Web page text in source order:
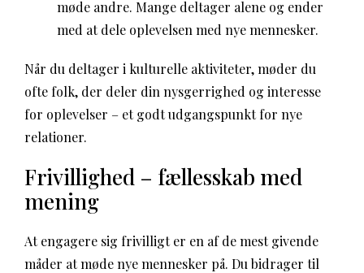
møde andre. Mange deltager alene og ender
med at dele oplevelsen med nye mennesker.
Når du deltager i kulturelle aktiviteter, møder du
ofte folk, der deler din nysgerrighed og interesse
for oplevelser – et godt udgangspunkt for nye
relationer.
Frivillighed – fællesskab med
mening
At engagere sig frivilligt er en af de mest givende
måder at møde nye mennesker på. Du bidrager til